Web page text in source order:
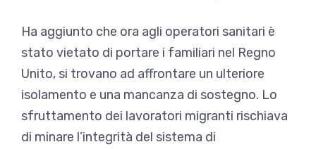
Ha aggiunto che ora agli operatori sanitari è
stato vietato di portare i familiari nel Regno
Unito, si trovano ad affrontare un ulteriore
isolamento e una mancanza di sostegno. Lo
sfruttamento dei lavoratori migranti rischiava
di minare l’integrità del sistema di